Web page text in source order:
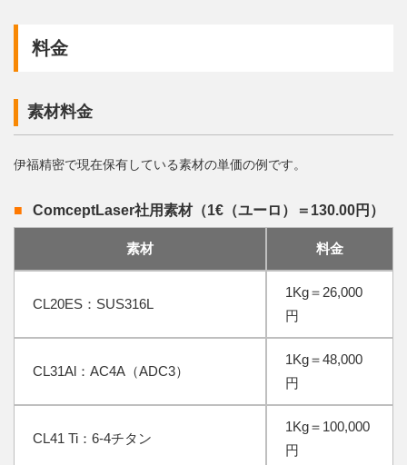
料金
素材料金
伊福精密で現在保有している素材の単価の例です。
ComceptLaser社用素材（1€（ユーロ）＝130.00円）
素材 料金
CL20ES：SUS316L
1Kg＝26,000
円
CL31Al：AC4A（ADC3）
1Kg＝48,000
円
CL41 Ti：6-4チタン
1Kg＝100,000
円